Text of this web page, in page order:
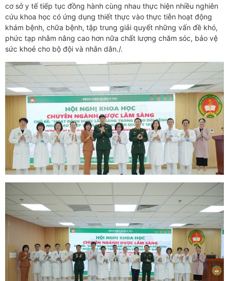
cơ sở y tế tiếp tục đồng hành cùng nhau thực hiện nhiều nghiên
cứu khoa học có ứng dụng thiết thực vào thực tiễn hoạt động
khám bệnh, chữa bệnh, tập trung giải quyết những vấn đề khó,
phức tạp nhằm nâng cao hơn nữa chất lượng chăm sóc, bảo vệ
sức khoẻ cho bộ đội và nhân dân./.